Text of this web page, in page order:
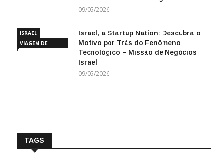
09/05/2026
ISRAEL
VIAGEM DE
Israel, a Startup Nation: Descubra o
Motivo por Trás do Fenômeno
Tecnológico – Missão de Negócios
Israel
09/05/2026
TAGS